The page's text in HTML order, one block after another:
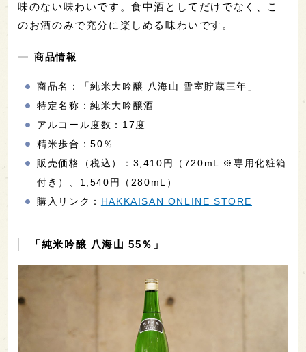
味のない味わいです。食中酒としてだけでなく、こ
のお酒のみで充分に楽しめる味わいです。
商品情報
商品名：「純米大吟醸 八海山 雪室貯蔵三年」
特定名称：純米大吟醸酒
アルコール度数：17度
精米歩合：50％
販売価格（税込）：3,410円（720mL ※専用化粧箱
付き）、1,540円（280mL）
購入リンク： HAKKAISAN ONLINE STORE
「純米吟醸 八海山 55％」